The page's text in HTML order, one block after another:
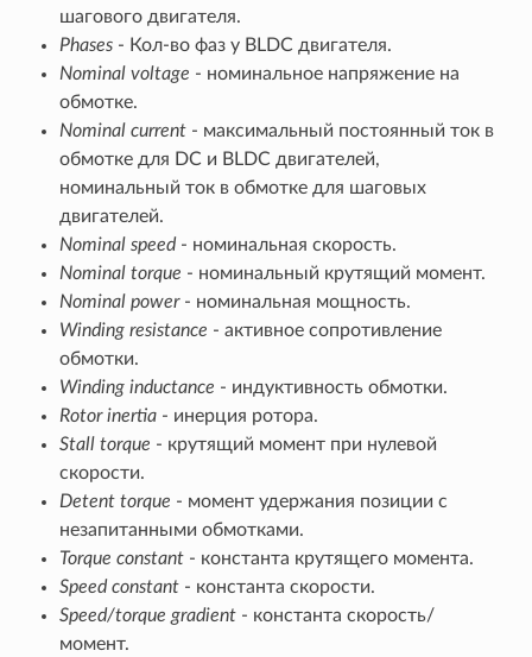
шагового двигателя.
Phases- Кол-во фаз у BLDC двигателя.
Nominal voltage - номинальное напряжение на
обмотке.
Nominal current- максимальный постоянный ток в
обмотке для DC и BLDC двигателей,
номинальный ток в обмотке для шаговых
двигателей.
Nominal speed- номинальная скорость.
Nominal torque - номинальный крутящий момент.
Nominal power- номинальная мощность.
Winding resistance - активное сопротивление
обмотки.
Winding inductance - индуктивность обмотки.
Rotor inertia- инерция ротора.
Stall torque - крутящий момент при нулевой
скорости.
Detent torque - момент удержания позиции с
незапитанными обмотками.
Torque constant- константа крутящего момента.
Speed constant- константа скорости.
Speed/torque gradient- константа скорость/
момент.